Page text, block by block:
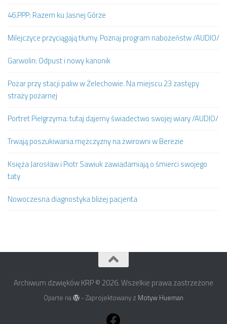
46.PPP: Razem ku Jasnej Górze
Milejczyce przyciągają tłumy. Poznaj program nabożeństw /AUDIO/
Garwolin: Odpust i nowy kanonik
Pożar przy stacji paliw w Żelechowie. Na miejscu 23 zastępy
straży pożarnej
Portret Pielgrzyma: tutaj dajemy świadectwo swojej wiary /AUDIO/
Trwają poszukiwania mężczyzny na żwirowni w Berezie
Księża Jarosław i Piotr Sawiuk zawiadamiają o śmierci swojego
taty
Nowoczesna diagnostyka bliżej pacjenta
Archiwum dzwięków KRP © 2026. Wszelkie prawa zastrzeżone
Oparte na - Zaprojektowany z Motyw Hueman